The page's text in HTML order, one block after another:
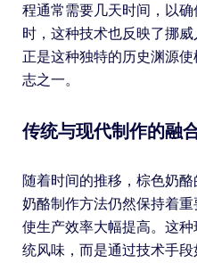
程通常需要几天时间，以
时，这种技术也反映了挪
正是这种独特的历史渊源
志之一。
传统与现代制作的融
随着时间的推移，棕色奶
奶酪制作方法仍然保持着
使生产效率大幅提高。这
统风味，而是通过技术手